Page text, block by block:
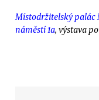
Místodržitelský palác
náměstí 1a, výstava